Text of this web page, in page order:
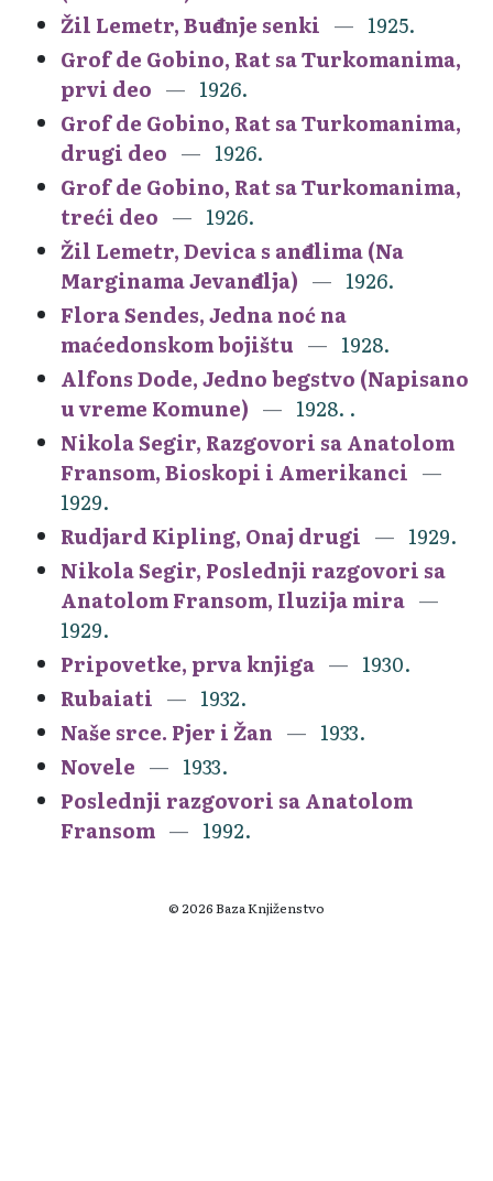
Žil Lemetr, Buđenje senki
1925.
Grof de Gobino, Rat sa Turkomanima,
prvi deo
1926.
Grof de Gobino, Rat sa Turkomanima,
drugi deo
1926.
Grof de Gobino, Rat sa Turkomanima,
treći deo
1926.
Žil Lemetr, Devica s anđelima (Na
Marginama Jevanđelja)
1926.
Flora Sendes, Jedna noć na
maćedonskom bojištu
1928.
Alfons Dode, Jedno begstvo (Napisano
u vreme Komune)
1928. .
Nikola Segir, Razgovori sa Anatolom
Fransom, Bioskopi i Amerikanci
1929.
Rudjard Kipling, Onaj drugi
1929.
Nikola Segir, Poslednji razgovori sa
Anatolom Fransom, Iluzija mira
1929.
Pripovetke, prva knjiga
1930.
Rubaiati
1932.
Naše srce. Pjer i Žan
1933.
Novele
1933.
Poslednji razgovori sa Anatolom
Fransom
1992.
© 2026 Baza Knjiženstvo